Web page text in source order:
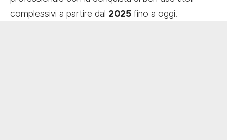
complessivi a partire dal 2025 fino a oggi.